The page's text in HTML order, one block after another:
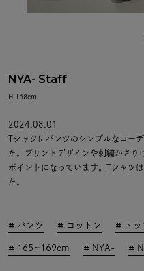
1
NYA- Staff
H.168cm
2024.08.01
Tシャツにパンツのシンプルなコー
た。プリントデザインや刺繍がさり
ポイントになっています。Tシャツ
た。
パンツ コットン ト
165~169cm NYA-